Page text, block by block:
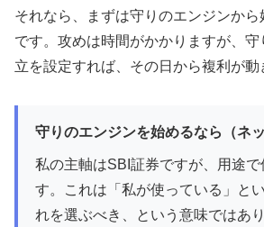
それなら、まずは守りのエンジンか
です。攻めは時間がかかりますが、
立を設定すれば、その日から複利が動
守りのエンジンを始めるなら（ネッ
私の主軸はSBI証券ですが、用途で
す。これは「私が使っている」と
れを選ぶべき、という意味ではあ